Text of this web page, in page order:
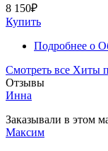
8 150₽
Купить
Подробнее о
Смотреть все Хиты
Отзывы
Инна
Заказывали в этом
Максим